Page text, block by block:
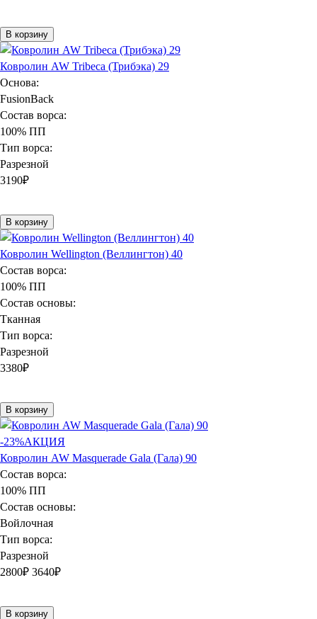
В корзину
Ковролин AW Tribeca (Трибэка) 29
Основа:
FusionBack
Состав ворса:
100% ПП
Тип ворса:
Разрезной
3190₽
В корзину
Ковролин Wellington (Веллингтон) 40
Состав ворса:
100% ПП
Состав основы:
Тканная
Тип ворса:
Разрезной
3380₽
В корзину
-23%АКЦИЯ
Ковролин AW Masquerade Gala (Гала) 90
Состав ворса:
100% ПП
Состав основы:
Войлочная
Тип ворса:
Разрезной
2800₽ 3640₽
В корзину